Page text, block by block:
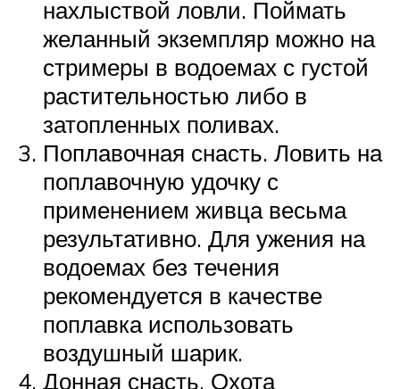
нахлыствой ловли. Поймать
желанный экземпляр можно на
стримеры в водоемах с густой
растительностью либо в
затопленных поливах.
Поплавочная снасть. Ловить на
поплавочную удочку с
применением живца весьма
результативно. Для ужения на
водоемах без течения
рекомендуется в качестве
поплавка использовать
воздушный шарик.
Донная снасть. Охота